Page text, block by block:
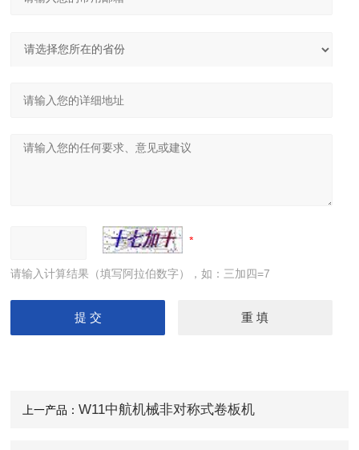
请输入计算结果（填写阿拉伯数字），如：三加四=7
上一产品： W11中航机械非对称式卷板机